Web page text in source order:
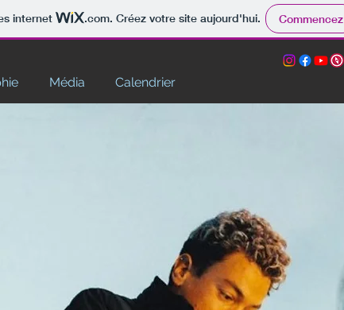
internet .com. Créez votre site aujourd'hui. Commencez
Média Calendrier